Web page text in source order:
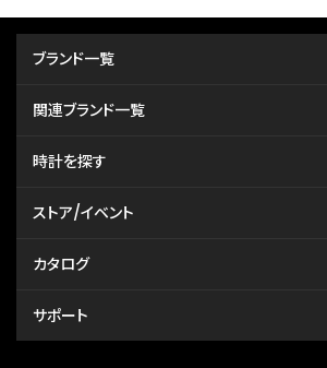
ブランド一覧
関連ブランド一覧
時計を探す
ストア/イベント
カタログ
サポート